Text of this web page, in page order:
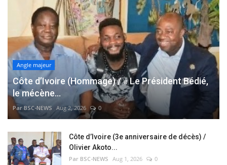
Angle majeur
Côte d’Ivoire (Hommage) / « Le Président Bédié,
le mécène...
Par BSC-NEWS Aug 2, 2026 0
Côte d’Ivoire (3e anniversaire de décès) /
Olivier Akoto...
Par BSC-NEWS Aug 1, 2026 0